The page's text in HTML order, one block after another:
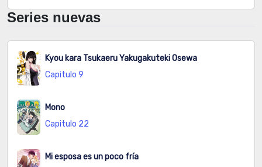
Series nuevas
Kyou kara Tsukaeru Yakugakuteki Osewa
Capitulo 9
Mono
Capitulo 22
Mi esposa es un poco fría